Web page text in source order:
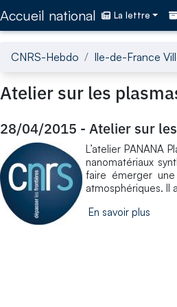
Accueil national La lettre
CNRS-Hebdo Ile-de-France
Atelier sur les
28/04/2015 - Atelier sur
L’atelier PANANA
nanomatériaux
faire émerger
atmosphériques. Il
En savoir plus